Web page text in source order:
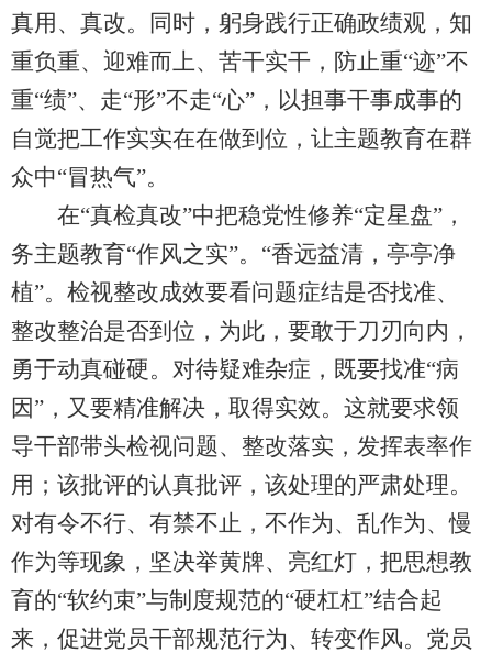
真用、真改。同时，躬身践行正确政绩观，知
重负重、迎难而上、苦干实干，防止重“迹”不
重“绩”、走“形”不走“心”，以担事干事成事的
自觉把工作实实在在做到位，让主题教育在群
众中“冒热气”。
在“真检真改”中把稳党性修养“定星盘”，
务主题教育“作风之实”。“香远益清，亭亭净
植”。检视整改成效要看问题症结是否找准、
整改整治是否到位，为此，要敢于刀刃向内，
勇于动真碰硬。对待疑难杂症，既要找准“病
因”，又要精准解决，取得实效。这就要求领
导干部带头检视问题、整改落实，发挥表率作
用；该批评的认真批评，该处理的严肃处理。
对有令不行、有禁不止，不作为、乱作为、慢
作为等现象，坚决举黄牌、亮红灯，把思想教
育的“软约束”与制度规范的“硬杠杠”结合起
来，促进党员干部规范行为、转变作风。党员